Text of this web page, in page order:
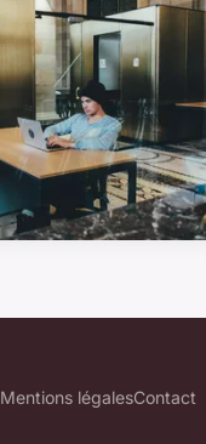
Mentions légalesContact